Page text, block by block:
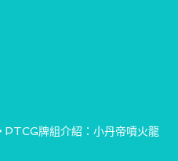
PTCG牌組介紹：小丹帝噴火龍